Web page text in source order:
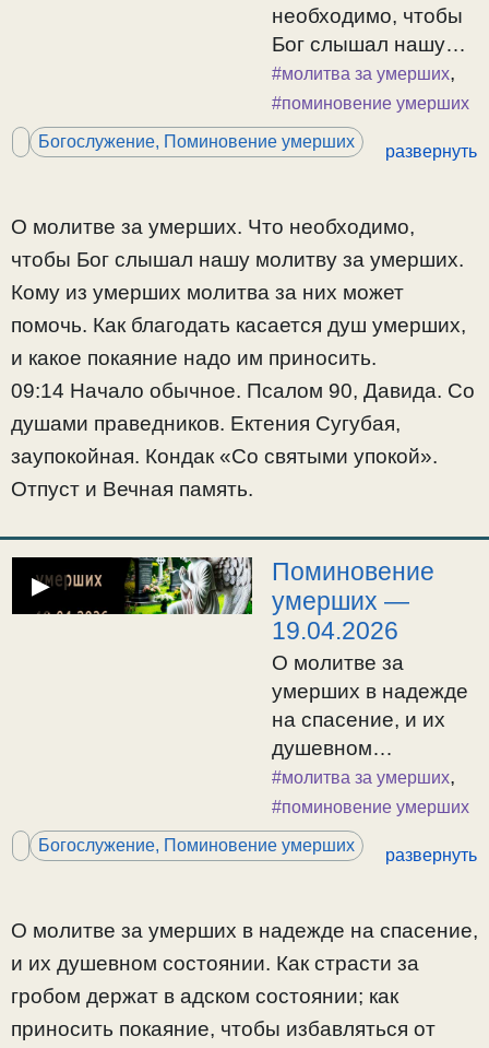
необходимо, чтобы
Бог слышал нашу
молитву за
умерших. Кому из
умерших молитва за
них может помочь.
касается душ
умерших, и какое
покаяние надо им
приносить. 09:14
Начало обычное.
Псалом 90, Давида.
Со душами
праведников.
Ектения Сугубая,
заупокойная. Кондак
#молитва за умерших,
#поминовение умерших
Богослужение, Поминовение умерших
развернуть
О молитве за умерших. Что необходимо,
чтобы Бог слышал нашу молитву за умерших.
Кому из умерших молитва за них может
помочь. Как благодать касается душ умерших,
и какое покаяние надо им приносить.
09:14 Начало обычное. Псалом 90, Давида. Со
душами праведников. Ектения Сугубая,
заупокойная. Кондак «Со святыми упокой».
Отпуст и Вечная память.
▶
Поминовение
умерших —
19.04.2026
О молитве за
умерших в надежде
на спасение, и их
душевном
состоянии. Как
страсти за гробом
держат в адском
состоянии; как
от страстей и
выходить из ада.
11:35 Начало
обычное. Псалом
#молитва за умерших,
#поминовение умерших
Богослужение, Поминовение умерших
развернуть
О молитве за умерших в надежде на спасение,
и их душевном состоянии. Как страсти за
гробом держат в адском состоянии; как
приносить покаяние, чтобы избавляться от